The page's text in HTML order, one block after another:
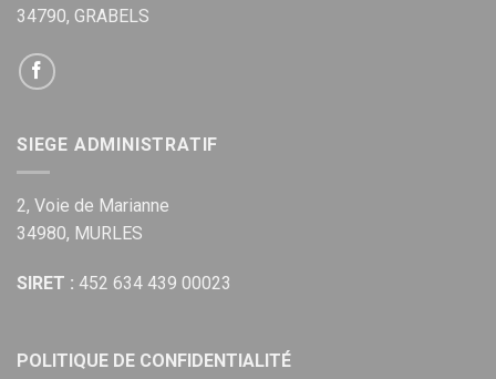
34790, GRABELS
SIEGE ADMINISTRATIF
2, Voie de Marianne
34980, MURLES
SIRET : 452 634 439 00023
POLITIQUE DE CONFIDENTIALITÉ